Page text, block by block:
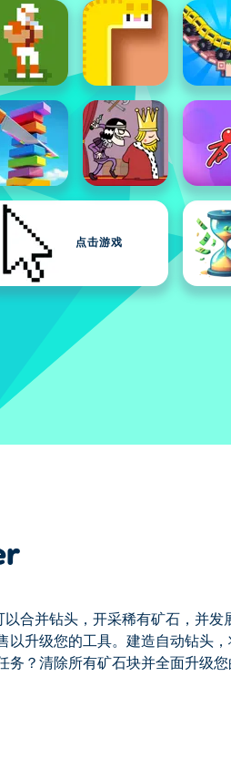
点击游戏
合并钻头，开采稀有矿石，并
以升级您的工具。建造自动钻头
务？清除所有矿石块并全面升级
己的闲置采矿帝国！从基础的